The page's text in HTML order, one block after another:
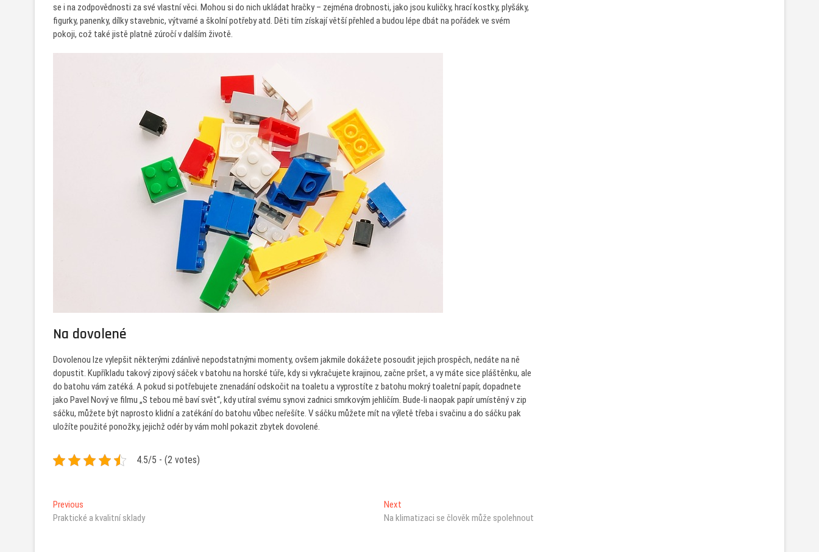
se i na zodpovědnosti za své vlastní věci. Mohou si do nich ukládat hračky – zejména drobnosti, jako jsou kuličky, hrací kostky, plyšáky,
figurky, panenky, dílky stavebnic, výtvarné a školní potřeby atd. Děti tím získají větší přehled a budou lépe dbát na pořádek ve svém
pokoji, což také jistě platně zúročí v dalším životě.
Na dovolené
Dovolenou lze vylepšit některými zdánlivě nepodstatnými momenty, ovšem jakmile dokážete posoudit jejich prospěch, nedáte na ně
dopustit. Kupříkladu takový zipový sáček v batohu na horské túře, kdy si vykračujete krajinou, začne pršet, a vy máte sice pláštěnku, ale
do batohu vám zatéká. A pokud si potřebujete znenadání odskočit na toaletu a vyprostíte z batohu mokrý toaletní papír, dopadnete
jako Pavel Nový ve filmu „S tebou mě baví svět“, kdy utíral svému synovi zadnici smrkovým jehličím. Bude-li naopak papír umístěný v zip
sáčku, můžete být naprosto klidní a zatékání do batohu vůbec neřešíte. V sáčku můžete mít na výletě třeba i svačinu a do sáčku pak
uložíte použité ponožky, jejichž odér by vám mohl pokazit zbytek dovolené.
4.5/5 - (2 votes)
Navigace
pro
Previous
post:
Praktické a kvalitní sklady
Next
post:
Na klimatizaci se člověk může spolehnout